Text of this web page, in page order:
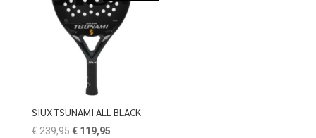
SIUX TSUNAMI ALL BLACK
€239,95 Oorspronkelijke
€119,95Huidige